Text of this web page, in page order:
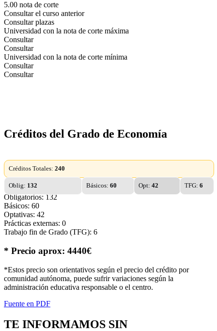
5.00 nota de corte
Consultar el curso anterior
Consultar plazas
Universidad con la nota de corte máxima
Consultar
Consultar
Universidad con la nota de corte mínima
Consultar
Consultar
Créditos del Grado de Economía
Créditos Totales: 240
Oblig: 132 Básicos: 60 Opt: 42 TFG: 6
Obligatorios: 132
Básicos: 60
Optativas: 42
Prácticas externas: 0
Trabajo fin de Grado (TFG): 6
* Precio aprox: 4440€
*Estos precio son orientativos según el precio del crédito por
comunidad autónoma, puede sufrir variaciones según la
administración educativa responsable o el centro.
Fuente en PDF
TE INFORMAMOS SIN